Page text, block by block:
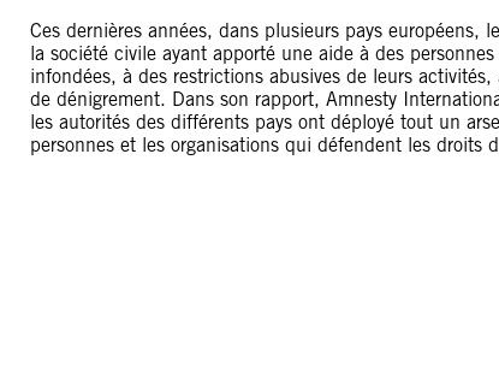
Ces dernières années, dans plusieurs pays européens,
la société civile ayant apporté une aide à des
infondées, à des restrictions abusives de leurs
de dénigrement. Dans son rapport, Amnesty
les autorités des différents pays ont déployé tout un
personnes et les organisations qui défendent les droits